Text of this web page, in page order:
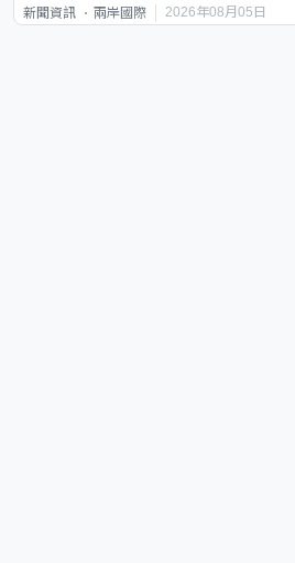
新聞資訊 兩岸國際 2026年08月05日